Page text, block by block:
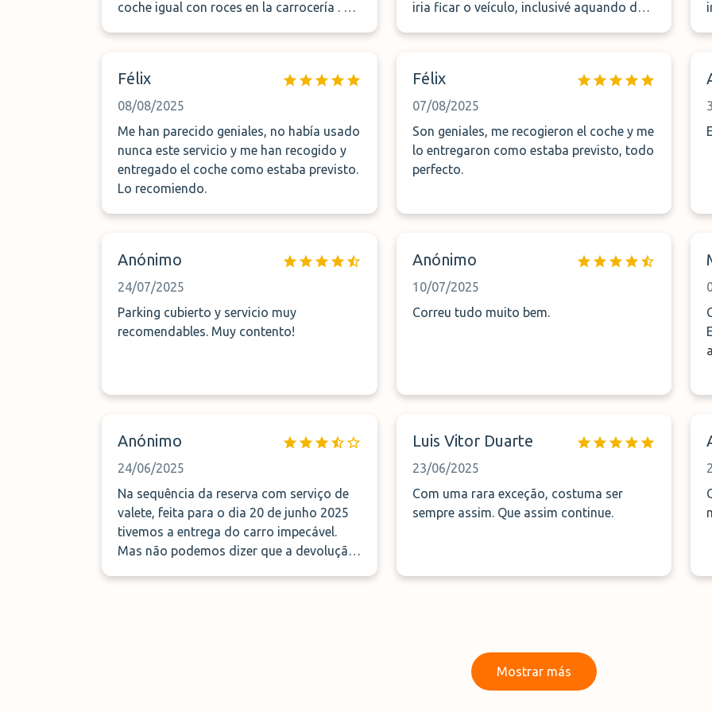
coche igual con roces en la carrocería . No
iria ficar o veículo, inclusivé aquando da
movimentado 3x. No 2o, 5o e 6o dia, num
total de 10 km (4,5+4,5+1 km) de acordo
com a APP do veículo. Não foi o
contratualizado. No JetPark, onde
costumava deixar ( estava esgotado)
ficou sp no mesmo local, parque coberto.
Félix
08/08/2025
Me han parecido geniales, no había usado
nunca este servicio y me han recogido y
entregado el coche como estaba previsto.
Lo recomiendo.
Félix
07/08/2025
Son geniales, me recogieron el coche y me
lo entregaron como estaba previsto, todo
perfecto.
Anónimo
24/07/2025
Parking cubierto y servicio muy
recomendables. Muy contento!
Anónimo
10/07/2025
Correu tudo muito bem.
Anónimo
24/06/2025
Na sequência da reserva com serviço de
valete, feita para o dia 20 de junho 2025
tivemos a entrega do carro impecável.
Mas não podemos dizer que a devolução
Luis Vitor Duarte
23/06/2025
Com uma rara exceção, costuma ser
sempre assim. Que assim continue.
Mostrar más